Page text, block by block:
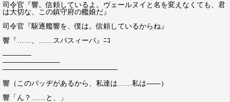
司令官『響。信頼しているよ。ヴェールヌイと名を変えなくても、君
は大切な、この鎮守府の艦娘だ』
司令官『駆逐艦響を、僕は。信頼しているからね』
響『……、……スパスィーバ』ﾆｺ
――――
――――――――
――――――――――――――――
響（このバッヂがあるから、私達は……私は――）
響「ん？……と、」